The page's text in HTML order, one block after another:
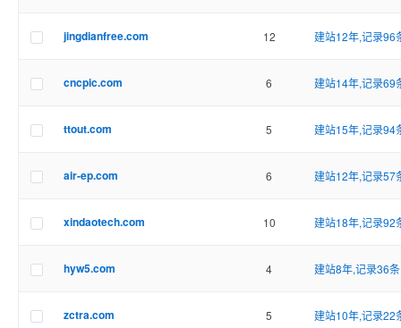
jingdianfree.com 12 建站12年,记录96
cncpic.com 6 建站14年,记录69
ttout.com 5 建站15年,记录94
air-ep.com 6 建站12年,记录57
xindaotech.com 10 建站18年,记录92
hyw5.com 4 建站8年,记录36条
zctra.com 5 建站10年,记录22